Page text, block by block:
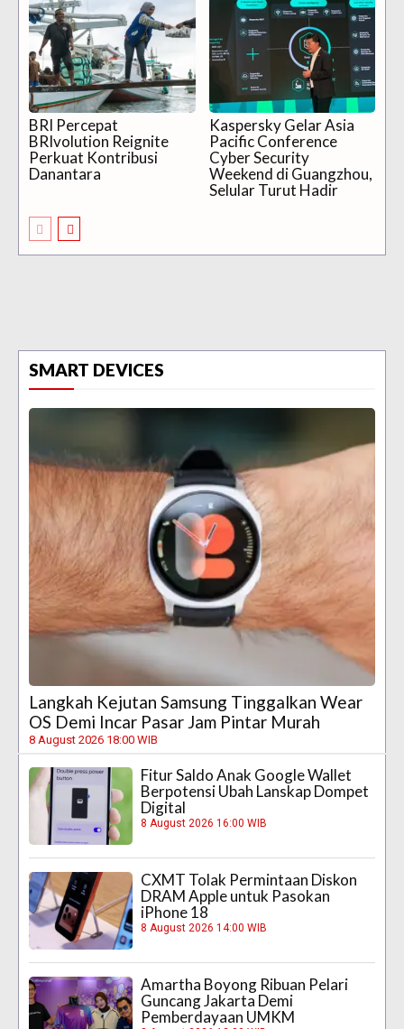
BRI Percepat
BRIvolution Reignite
Perkuat Kontribusi
Danantara
Kaspersky Gelar Asia
Pacific Conference
Cyber Security
Weekend di Guangzhou,
Selular Turut Hadir
SMART DEVICES
Langkah Kejutan Samsung Tinggalkan Wear
OS Demi Incar Pasar Jam Pintar Murah
8 August 2026 18:00 WIB
Fitur Saldo Anak Google Wallet
Berpotensi Ubah Lanskap Dompet
Digital
8 August 2026 16:00 WIB
CXMT Tolak Permintaan Diskon
DRAM Apple untuk Pasokan
iPhone 18
8 August 2026 14:00 WIB
Amartha Boyong Ribuan Pelari
Guncang Jakarta Demi
Pemberdayaan UMKM